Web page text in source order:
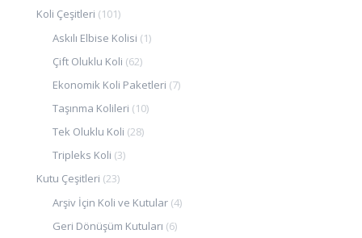
Koli Çeşitleri (101)
Askılı Elbise Kolisi (1)
Çift Oluklu Koli (62)
Ekonomik Koli Paketleri (7)
Taşınma Kolileri (10)
Tek Oluklu Koli (28)
Tripleks Koli (3)
Kutu Çeşitleri (23)
Arşiv İçin Koli ve Kutular (4)
Geri Dönüşüm Kutuları (6)